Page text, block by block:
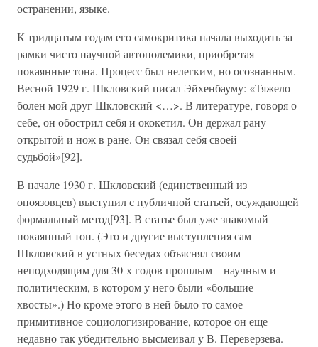
остранении, языке.
К тридцатым годам его самокритика начала выходить за
рамки чисто научной автополемики, приобретая
покаянные тона. Процесс был нелегким, но осознанным.
Весной 1929 г. Шкловский писал Эйхенбауму: «Тяжело
болен мой друг Шкловский <…>. В литературе, говоря о
себе, он обострил себя и ококетил. Он держал рану
открытой и нож в ране. Он связал себя своей
судьбой»[92].
В начале 1930 г. Шкловский (единственный из
опоязовцев) выступил с публичной статьей, осуждающей
формальный метод[93]. В статье был уже знакомый
покаянный тон. (Это и другие выступления сам
Шкловский в устных беседах объяснял своим
неподходящим для 30-х годов прошлым – научным и
политическим, в котором у него были «большие
хвосты».) Но кроме этого в ней было то самое
примитивное социологизирование, которое он еще
недавно так убедительно высмеивал у В. Переверзева.